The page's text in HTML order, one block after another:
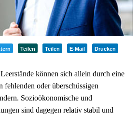
Teilen Teilen E-Mail Drucken
können sich allein durch eine
fehlenden oder überschüssigen
Sozioökonomische und
sind dagegen relativ stabil und